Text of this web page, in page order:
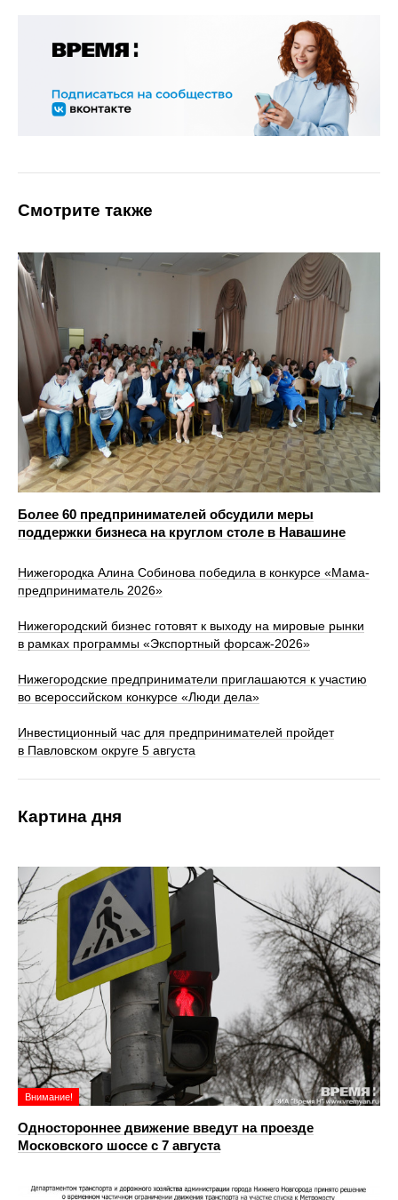
Смотрите также
Более 60 предпринимателей обсудили меры
поддержки бизнеса на круглом столе в Навашине
Нижегородка Алина Собинова победила в конкурсе «Мама-
предприниматель 2026»
Нижегородский бизнес готовят к выходу на мировые рынки
в рамках программы «Экспортный форсаж-2026»
Нижегородские предприниматели приглашаются к участию
во всероссийском конкурсе «Люди дела»
Инвестиционный час для предпринимателей пройдет
в Павловском округе 5 августа
Картина дня
Внимание!
Одностороннее движение введут на проезде
Московского шоссе с 7 августа